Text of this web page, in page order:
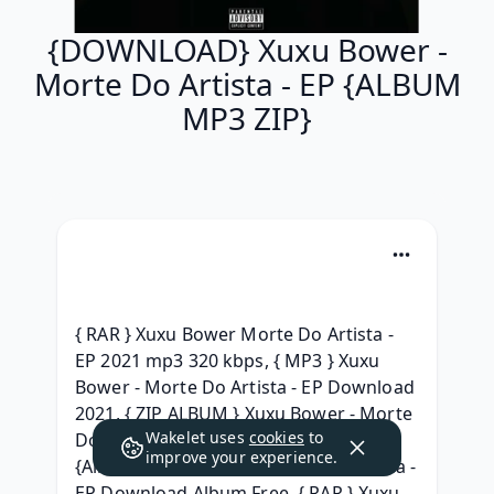
{DOWNLOAD} Xuxu Bower -
Morte Do Artista - EP {ALBUM
MP3 ZIP}
{ RAR } Xuxu Bower Morte Do Artista -
EP 2021 mp3 320 kbps, { MP3 } Xuxu
Bower - Morte Do Artista - EP Download
2021, { ZIP ALBUM } Xuxu Bower - Morte
Do Artista - EP (2021) Free iTunes,
{Album} Xuxu Bower - Morte Do Artista -
Wakelet uses cookies to
improve your experience.